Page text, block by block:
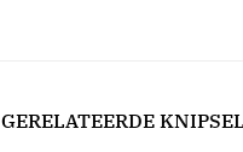
GERELATEERDE